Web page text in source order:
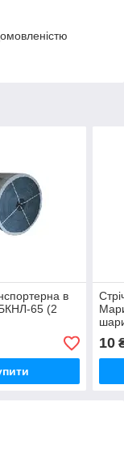
в
65 (2
10